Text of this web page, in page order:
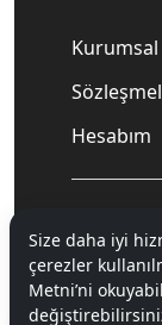
Kurumsal
Hesabım
Size daha iyi
çerezler
Metni’ni